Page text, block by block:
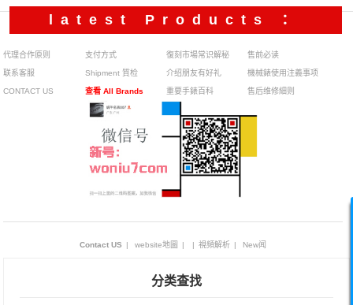
latest Products ：
代理合作原则
联系客服
CONTACT US
支付方式
Shipment 質检
查看 All Brands
復刻市場常识解秘
介绍朋友有好礼
重要手錶百科
售前必读
機械錶使用注義事项
售后维修細则
Contact US | website地圖 | | 視頻解析 | New闻
分类查找